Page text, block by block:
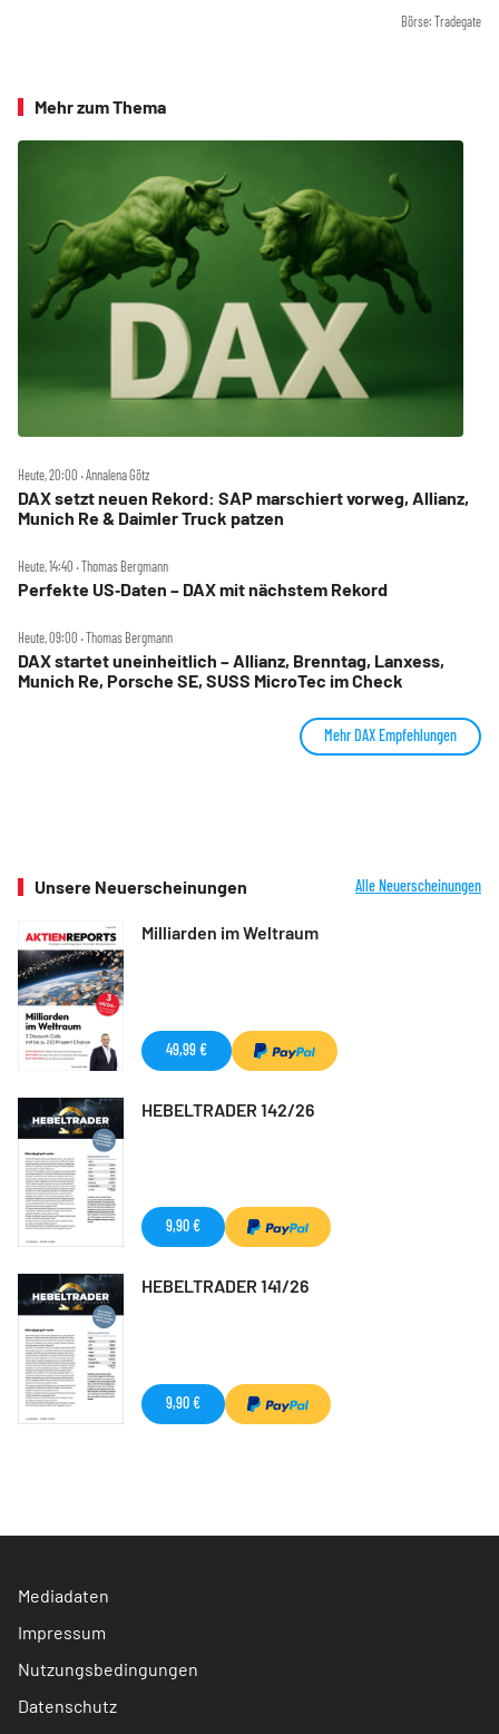
Börse: Tradegate
Mehr zum Thema
Heute, 20:00 ‧ Annalena Götz
DAX setzt neuen Rekord: SAP marschiert vorweg, Allianz,
Munich Re & Daimler Truck patzen
Heute, 14:40 ‧ Thomas Bergmann
Perfekte US‑Daten – DAX mit nächstem Rekord
Heute, 09:00 ‧ Thomas Bergmann
DAX startet uneinheitlich – Allianz, Brenntag, Lanxess,
Munich Re, Porsche SE, SUSS MicroTec im Check
Mehr DAX Empfehlungen
Unsere Neuerscheinungen Alle Neuerscheinungen
Milliarden im Weltraum
49,99 €
HEBELTRADER 142/26
9,90 €
HEBELTRADER 141/26
9,90 €
Mediadaten
Impressum
Nutzungsbedingungen
Datenschutz